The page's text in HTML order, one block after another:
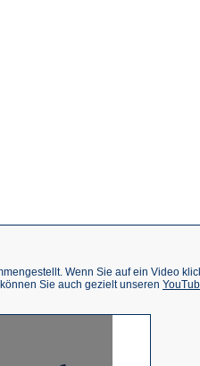
Wenn Sie auf ein Video
Sie auch gezielt unseren